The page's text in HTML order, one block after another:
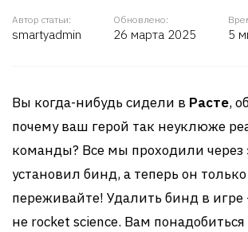
Автор статьи:
smartyadmin
Обновлено:
26 марта 2025 5
Вы когда-нибудь сидели в Расте,
почему ваш герой так неуклюже
команды? Все мы проходили через
установил бинд, а теперь он
переживайте! Удалить бинд в игре
не rocket science. Вам